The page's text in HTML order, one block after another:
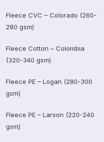
Fleece CVC – Colorado (260-
280 gsm)
Fleece Cotton – Colombia
(320-340 gsm)
Fleece PE – Logan (280-300
gsm)
Fleece PE – Larson (220-240
gsm)